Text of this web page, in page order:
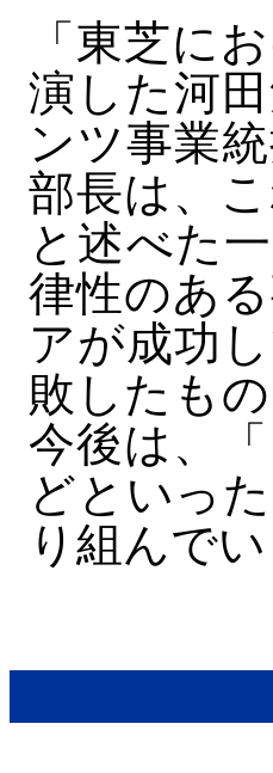
「東芝に
演した河
ンツ事業
部長は、
と述べた
律性のあ
アが成功
敗したも
今後は、
どといっ
り組んで